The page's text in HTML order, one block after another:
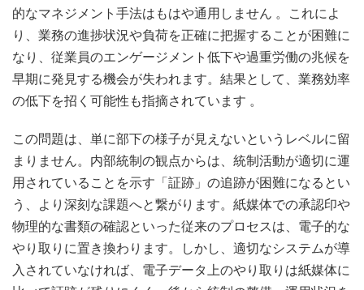
的なマネジメント手法はもはや通用しません 。これによ
り、業務の進捗状況や負荷を正確に把握することが困難に
なり、従業員のエンゲージメント低下や過重労働の兆候を
早期に発見する機会が失われます。結果として、業務効率
の低下を招く可能性も指摘されています 。
この問題は、単に部下の様子が見えないというレベルに留
まりません。内部統制の観点からは、統制活動が適切に運
用されていることを示す「証跡」の追跡が困難になるとい
う、より深刻な課題へと繋がります。紙媒体での承認印や
物理的な書類の確認といった従来のプロセスは、電子的な
やり取りに置き換わります。しかし、適切なシステムが導
入されていなければ、電子データ上のやり取りは紙媒体に